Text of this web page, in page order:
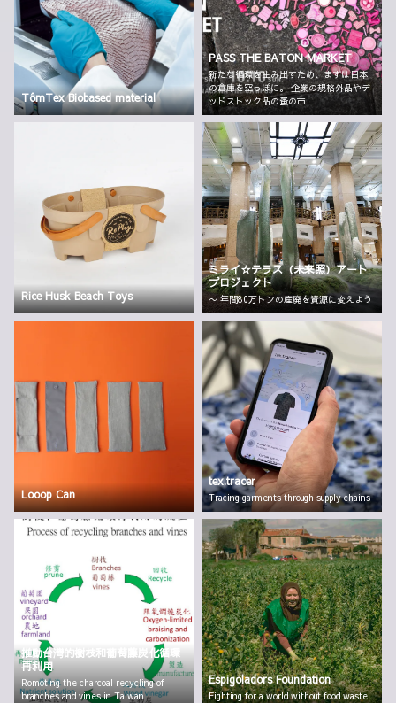
TômTex Biobased material
PASS THE BATON MARKET
新たな循環を生み出すため、まずは日本
の倉庫を空っぽに。 企業の規格外品やデ
ッドストック品の蚤の市
Rice Husk Beach Toys
ミライ☆テラス（未来照）アート
プロジェクト
〜 年間80万トンの産廃を資源に変えよう
Looop Can
tex.tracer
Tracing garments through supply chains
推動台灣的樹枝和葡萄藤炭化循環
再利用
Romoting the charcoal recycling of
branches and vines in Taiwan
Espigoladors Foundation
Fighting for a world without food waste